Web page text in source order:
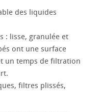
des liquides
: lisse, granulée et
ont une surface
un temps de filtration
filtres plissés,